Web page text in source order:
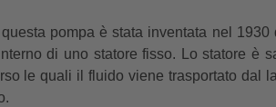
pompa è stata inventata nel
di uno statore fisso. Lo statore è
le quali il fluido viene trasportato dal